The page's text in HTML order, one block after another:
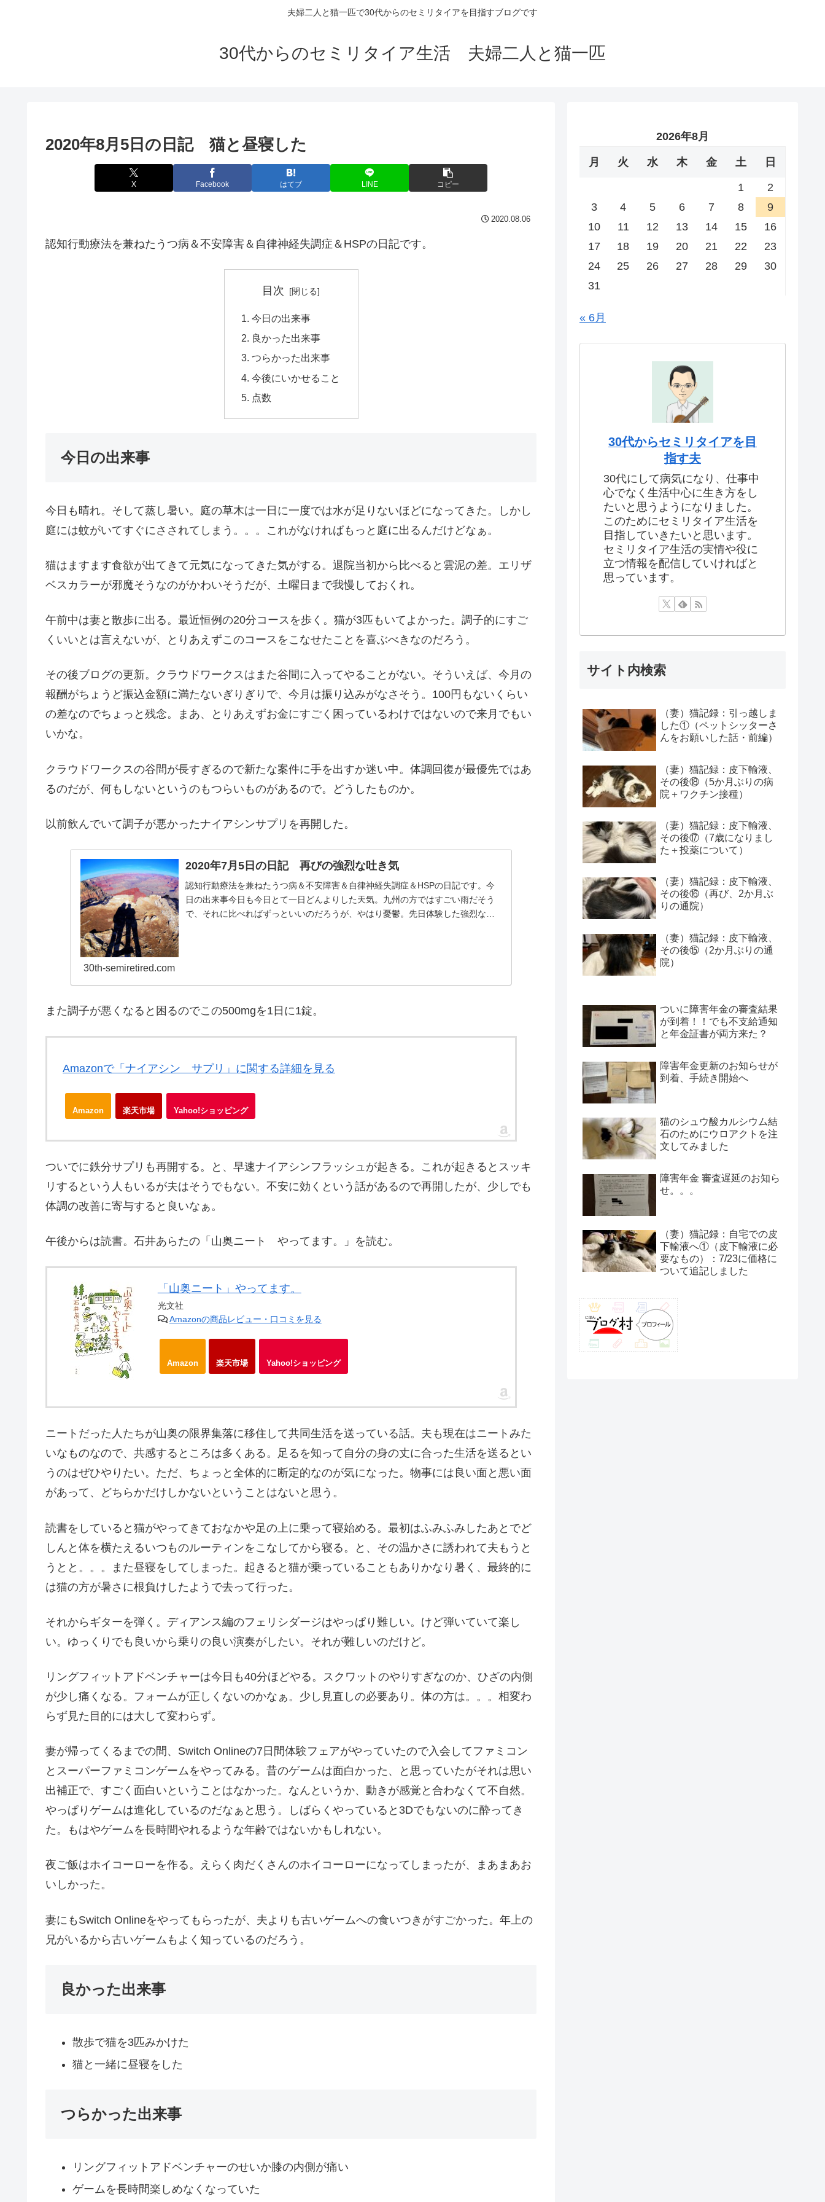
夫婦二人と猫一匹で30代からのセミリタイアを目指すブログです
30代からのセミリタイア生活 夫婦二人と猫一匹
2020年8月5日の日記 猫と昼寝した
X Facebook はてブ LINE コピー
2020.08.06
認知行動療法を兼ねたうつ病＆不安障害＆自律神経失調症＆HSPの日記です。
目次
今日の出来事
良かった出来事
つらかった出来事
今後にいかせること
点数
今日の出来事
今日も晴れ。そして蒸し暑い。庭の草木は一日に一度では水が足りないほどになってきた。しかし
庭には蚊がいてすぐにさされてしまう。。。これがなければもっと庭に出るんだけどなぁ。
猫はますます食欲が出てきて元気になってきた気がする。退院当初から比べると雲泥の差。エリザ
ベスカラーが邪魔そうなのがかわいそうだが、土曜日まで我慢しておくれ。
午前中は妻と散歩に出る。最近恒例の20分コースを歩く。猫が3匹もいてよかった。調子的にすご
くいいとは言えないが、とりあえずこのコースをこなせたことを喜ぶべきなのだろう。
その後ブログの更新。クラウドワークスはまた谷間に入ってやることがない。そういえば、今月の
報酬がちょうど振込金額に満たないぎりぎりで、今月は振り込みがなさそう。100円もないくらい
の差なのでちょっと残念。まあ、とりあえずお金にすごく困っているわけではないので来月でもい
いかな。
クラウドワークスの谷間が長すぎるので新たな案件に手を出すか迷い中。体調回復が最優先ではあ
るのだが、何もしないというのもつらいものがあるので。どうしたものか。
以前飲んでいて調子が悪かったナイアシンサプリを再開した。
2020年7月5日の日記 再びの強烈な吐き気
認知行動療法を兼ねたうつ病＆不安障害＆自律神経失調症＆HSPの日記です。今
日の出来事今日も今日とて一日どんよりした天気。九州の方ではすごい雨だそう
で、それに比べればずっといいのだろうが、やはり憂鬱。先日体験した強烈な吐
30th-semiretired.com
また調子が悪くなると困るのでこの500mgを1日に1錠。
Amazonで「ナイアシン サプリ」に関する詳細を見る
Amazon 楽天市場 Yahoo!ショッピング
ついでに鉄分サプリも再開する。と、早速ナイアシンフラッシュが起きる。これが起きるとスッキ
リするという人もいるが夫はそうでもない。不安に効くという話があるので再開したが、少しでも
体調の改善に寄与すると良いなぁ。
午後からは読書。石井あらたの「山奥ニート やってます。」を読む。
「山奥ニート」やってます。
光文社
Amazonの商品レビュー・口コミを見る
Amazon 楽天市場 Yahoo!ショッピング
ニートだった人たちが山奥の限界集落に移住して共同生活を送っている話。夫も現在はニートみた
いなものなので、共感するところは多くある。足るを知って自分の身の丈に合った生活を送るとい
うのはぜひやりたい。ただ、ちょっと全体的に断定的なのが気になった。物事には良い面と悪い面
があって、どちらかだけしかないということはないと思う。
読書をしていると猫がやってきておなかや足の上に乗って寝始める。最初はふみふみしたあとでど
しんと体を横たえるいつものルーティンをこなしてから寝る。と、その温かさに誘われて夫もうと
うとと。。。また昼寝をしてしまった。起きると猫が乗っていることもありかなり暑く、最終的に
は猫の方が暑さに根負けしたようで去って行った。
それからギターを弾く。ディアンス編のフェリシダージはやっぱり難しい。けど弾いていて楽し
い。ゆっくりでも良いから乗りの良い演奏がしたい。それが難しいのだけど。
リングフィットアドベンチャーは今日も40分ほどやる。スクワットのやりすぎなのか、ひざの内側
が少し痛くなる。フォームが正しくないのかなぁ。少し見直しの必要あり。体の方は。。。相変わ
らず見た目的には大して変わらず。
妻が帰ってくるまでの間、Switch Onlineの7日間体験フェアがやっていたので入会してファミコン
とスーパーファミコンゲームをやってみる。昔のゲームは面白かった、と思っていたがそれは思い
出補正で、すごく面白いということはなかった。なんというか、動きが感覚と合わなくて不自然。
やっぱりゲームは進化しているのだなぁと思う。しばらくやっていると3Dでもないのに酔ってき
た。もはやゲームを長時間やれるような年齢ではないかもしれない。
夜ご飯はホイコーローを作る。えらく肉だくさんのホイコーローになってしまったが、まあまあお
いしかった。
妻にもSwitch Onlineをやってもらったが、夫よりも古いゲームへの食いつきがすごかった。年上の
兄がいるから古いゲームもよく知っているのだろう。
良かった出来事
散歩で猫を3匹みかけた
猫と一緒に昼寝をした
つらかった出来事
リングフィットアドベンチャーのせいか膝の内側が痛い
ゲームを長時間楽しめなくなっていた
2026年8月
月 火 水 木 金 土 日
1
2
3
4 5 6 7 8
9
10
11 12 13 14 15
16
17
18 19 20 21 22
23
24
25 26 27 28 29
30
31
« 6月
30代からセミリタイアを目
指す夫
30代にして病気になり、仕事中
心でなく生活中心に生き方をし
たいと思うようになりました。
このためにセミリタイア生活を
目指していきたいと思います。
セミリタイア生活の実情や役に
立つ情報を配信していければと
思っています。
サイト内検索
（妻）猫記録：引っ越しま
した①（ペットシッターさ
んをお願いした話・前編）
（妻）猫記録：皮下輸液、
その後⑱（5か月ぶりの病
院＋ワクチン接種）
（妻）猫記録：皮下輸液、
その後⑰（7歳になりまし
た＋投薬について）
（妻）猫記録：皮下輸液、
その後⑯（再び、2か月ぶ
りの通院）
（妻）猫記録：皮下輸液、
その後⑮（2か月ぶりの通
院）
ついに障害年金の審査結果
が到着！！でも不支給通知
と年金証書が両方来た？
障害年金更新のお知らせが
到着、手続き開始へ
猫のシュウ酸カルシウム結
石のためにウロアクトを注
文してみました
障害年金 審査遅延のお知ら
せ。。。
（妻）猫記録：自宅での皮
下輸液へ①（皮下輸液に必
要なもの）：7/23に価格に
ついて追記しました